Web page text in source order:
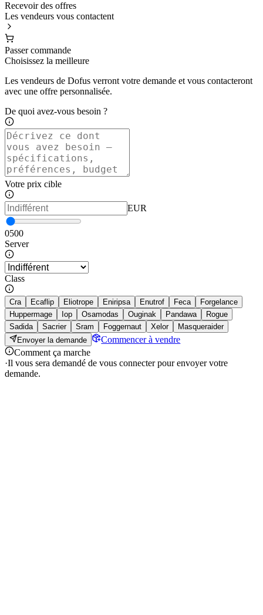
Recevoir des offres
Les vendeurs vous contactent
Passer commande
Choisissez la meilleure
Les vendeurs de Dofus verront votre demande et vous contacteront
avec une offre personnalisée.
De quoi avez-vous besoin ?
Votre prix cible
EUR
0500
Server
Class
Cra Ecaflip Eliotrope Eniripsa Enutrof Feca
Forgelance
Huppermage
Iop Osamodas Ouginak Pandawa
Rogue
Sadida
Sacrier Sram Foggernaut Xelor
Masqueraider
Envoyer la demande
Commencer à vendre
Comment ça marche
·Il vous sera demandé de vous connecter pour envoyer votre
demande.